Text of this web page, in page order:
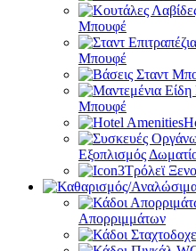
Μπουφέ
Μπουφέ
Μπουφέ
Εξοπλισμός
Τρόλεϊ
Απορριμμάτων